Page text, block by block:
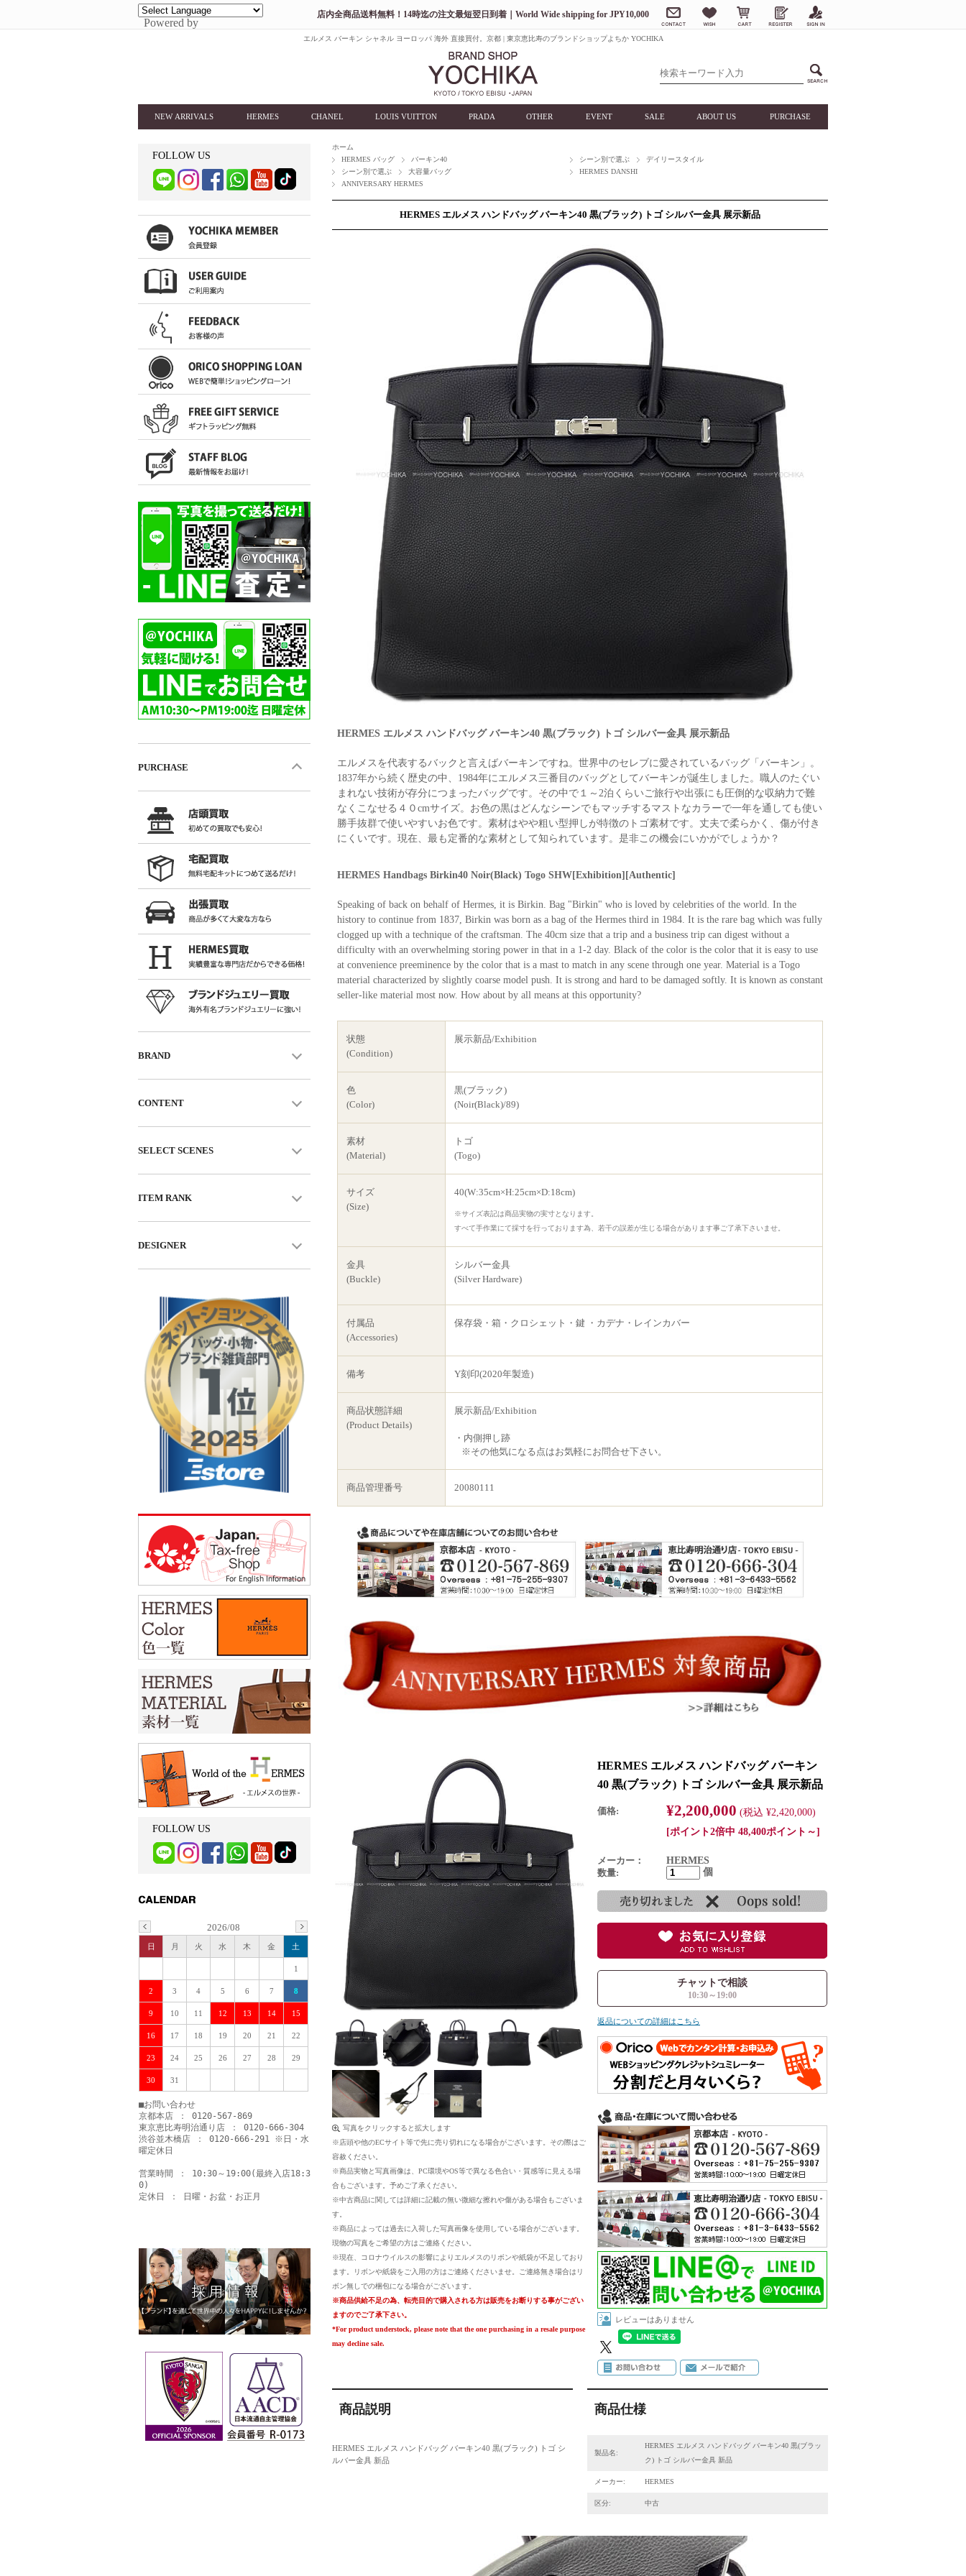
Powered by
店内全商品送料無料！14時迄の注文最短翌日到着｜World Wide shipping for JPY10,000
エルメス バーキン シャネル ヨーロッパ 海外 直接買付。京都 | 東京恵比寿のブランドショップよちか YOCHIKA
NEW ARRIVALS HERMES CHANEL LOUIS VUITTON PRADA OTHER EVENT SALE ABOUT US PURCHASE
ホーム
HERMES バッグ
バーキン40 シーン別で選ぶ
デイリースタイル
シーン別で選ぶ
大容量バッグ
HERMES DANSHI
ANNIVERSARY HERMES
HERMES エルメス ハンドバッグ バーキン40 黒(ブラック) トゴ シルバー金具 展示新品
HERMES エルメス ハンドバッグ バーキン40 黒(ブラック) トゴ シルバー金具 展示新品
エルメスを代表するバックと言えばバーキンですね。世界中のセレブに愛されているバッグ「バーキン」。
1837年から続く歴史の中、1984年にエルメス三番目のバッグとしてバーキンが誕生しました。職人のたぐい
まれない技術が存分につまったバッグです。その中で１～2泊くらいご旅行や出張にも圧倒的な収納力で難
なくこなせる４０cmサイズ。お色の黒はどんなシーンでもマッチするマストなカラーで一年を通しても使い
勝手抜群で使いやすいお色です。素材はやや粗い型押しが特徴のトゴ素材です。丈夫で柔らかく、傷が付き
にくいです。現在、最も定番的な素材として知られています。是非この機会にいかがでしょうか？
HERMES Handbags Birkin40 Noir(Black) Togo SHW[Exhibition][Authentic]
Speaking of back on behalf of Hermes, it is Birkin. Bag "Birkin" who is loved by celebrities of the world. In the
history to continue from 1837, Birkin was born as a bag of the Hermes third in 1984. It is the rare bag which was fully
clogged up with a technique of the craftsman. The 40cm size that a trip and a business trip can digest without a
difficulty with an overwhelming storing power in that in a 1-2 day. Black of the color is the color that it is easy to use
at convenience preeminence by the color that is a mast to match in any scene through one year. Material is a Togo
material characterized by slightly coarse model push. It is strong and hard to be damaged softly. It is known as constant
seller-like material most now. How about by all means at this opportunity?
状態
(Condition)
展示新品/Exhibition
色
(Color)
黒(ブラック)
(Noir(Black)/89)
素材
(Material)
トゴ
(Togo)
サイズ
(Size)
40(W:35cm×H:25cm×D:18cm)
※サイズ表記は商品実物の実寸となります。
すべて手作業にて採寸を行っております為、若干の誤差が生じる場合があります事ご了承下さいませ。
金具
(Buckle)
シルバー金具
(Silver Hardware)
付属品
(Accessories)
保存袋・箱・クロシェット・鍵 ・カデナ・レインカバー
備考 Y刻印(2020年製造)
商品状態詳細
(Product Details)
展示新品/Exhibition
・内側押し跡
※その他気になる点はお気軽にお問合せ下さい。
商品管理番号 20080111
写真をクリックすると拡大します
※店頭や他のECサイト等で先に売り切れになる場合がございます。その際はご
容赦ください。
※商品実物と写真画像は、PC環境やOS等で異なる色合い・質感等に見える場
合もございます。予めご了承ください。
※中古商品に関しては詳細に記載の無い微細な擦れや傷がある場合もございま
す。
※商品によっては過去に入荷した写真画像を使用している場合がございます。
現物の写真をご希望の方はご連絡ください。
※現在、コロナウイルスの影響によりエルメスのリボンや紙袋が不足しており
ます。リボンや紙袋をご入用の方はご連絡くださいませ。ご連絡無き場合はリ
ボン無しでの梱包になる場合がございます。
※商品供給不足の為、転売目的で購入される方は販売をお断りする事がござい
ますのでご了承下さい。
*For product understock, please note that the one purchasing in a resale purpose
may decline sale.
HERMES エルメス ハンドバッグ バーキン
40 黒(ブラック) トゴ シルバー金具 展示新品
価格: ¥2,200,000 (税込 ¥2,420,000)
[ポイント2倍中 48,400ポイント～]
メーカー：
HERMES
数量:
個
チャットで相談
10:30～19:00
返品についての詳細はこちら
レビューはありません
商品説明
HERMES エルメス ハンドバッグ バーキン40 黒(ブラック) トゴ シ
ルバー金具 新品
商品仕様
製品名:
HERMES エルメス ハンドバッグ バーキン40 黒(ブラッ
ク) トゴ シルバー金具 新品
メーカー: HERMES
区分: 中古
FOLLOW US
PURCHASE
BRAND
CONTENT
SELECT SCENES
ITEM RANK
DESIGNER
FOLLOW US
2026/08
日 月 火 水 木 金 土
1
2 3 4 5 6 7 8
9 10 11 12 13 14 15
16 17 18 19 20 21 22
23 24 25 26 27 28 29
30 31
■お問い合わせ
京都本店 ： 0120-567-869
東京恵比寿明治通り店 ： 0120-666-304
渋谷並木橋店 ： 0120-666-291 ※日・水
曜定休日
営業時間 ： 10:30～19:00(最終入店18:3
0)
定休日 ： 日曜・お盆・お正月